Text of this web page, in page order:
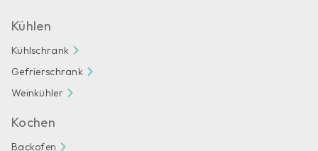
Kühlen
Kühlschrank
Gefrierschrank
Weinkühler
Kochen
Backofen